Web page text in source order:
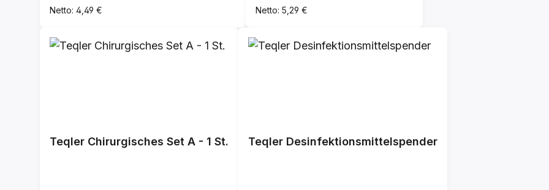
Netto: 4,49 € Netto: 5,29 €
Teqler Chirurgisches Set A - 1 St. Teqler Desinfektionsmittelspender